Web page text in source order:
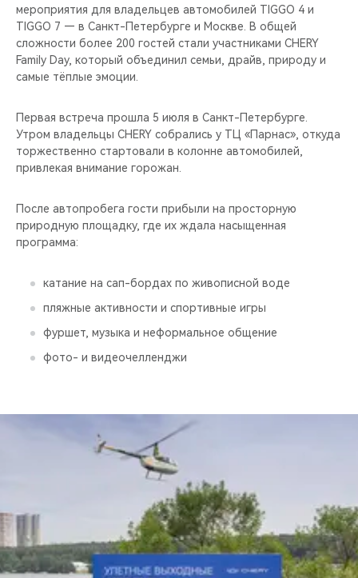
CHERY ДЛЯ ДЕТЕЙ
мероприятия для владельцев автомобилей TIGGO 4 и
TIGGO 7 — в Санкт-Петербурге и Москве. В общей
сложности более 200 гостей стали участниками CHERY
Family Day, который объединил семьи, драйв, природу и
самые тёплые эмоции.
Первая встреча прошла 5 июля в Санкт-Петербурге.
Утром владельцы CHERY собрались у ТЦ «Парнас», откуда
торжественно стартовали в колонне автомобилей,
привлекая внимание горожан.
После автопробега гости прибыли на просторную
природную площадку, где их ждала насыщенная
программа:
катание на сап-бордах по живописной воде
пляжные активности и спортивные игры
фуршет, музыка и неформальное общение
фото- и видеочелленджи